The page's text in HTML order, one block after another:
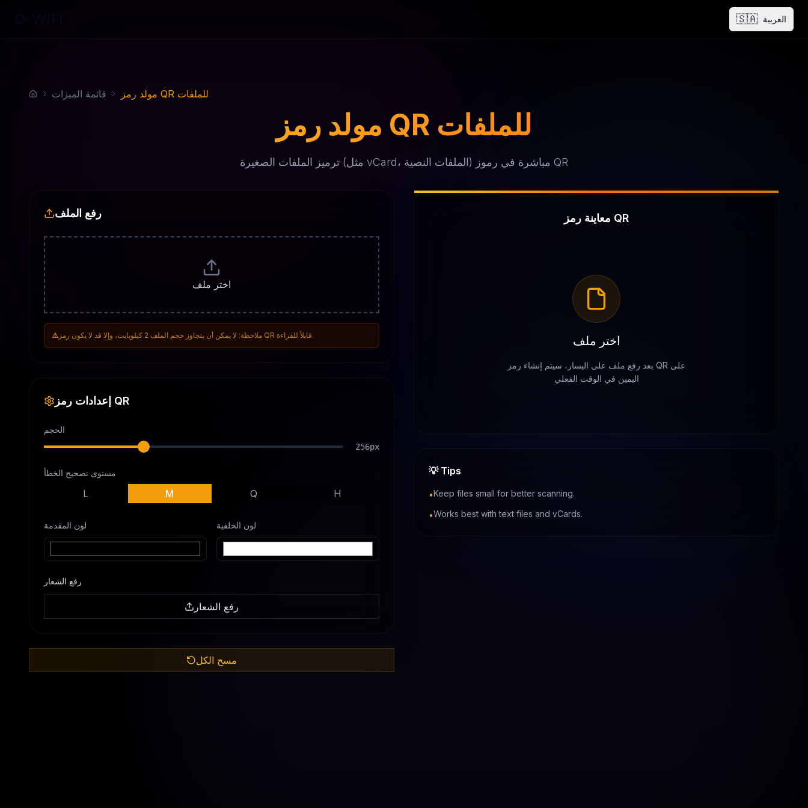
🇸🇦 العربية
قائمة الميزات مولد رمز QR للملفات
مولد رمز QR للملفات
ترميز الملفات الصغيرة (مثل vCard، الملفات النصية) مباشرة في رموز QR
رفع الملف
اختر ملف
⚠️ ملاحظة: لا يمكن أن يتجاوز حجم الملف 2 كيلوبايت، وإلا قد لا يكون رمز QR قابلاً للقراءة.
إعدادات رمز QR
الحجم
256px
مستوى تصحيح الخطأ
L M Q H
لون المقدمة لون الخلفية
رفع الشعار
رفع الشعار
مسح الكل
معاينة رمز QR
اختر ملف
بعد رفع ملف على اليسار، سيتم إنشاء رمز QR على
اليمين في الوقت الفعلي
💡 Tips
•Keep files small for better scanning.
•Works best with text files and vCards.